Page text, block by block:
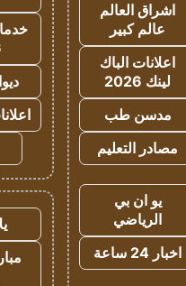
اشراق العالم
عالم كبير
اعلانات الباك
لينك 2026
مدسن طب
مصادر التعليم
يو ان بي
الرياضي
اخبار 24 ساعة